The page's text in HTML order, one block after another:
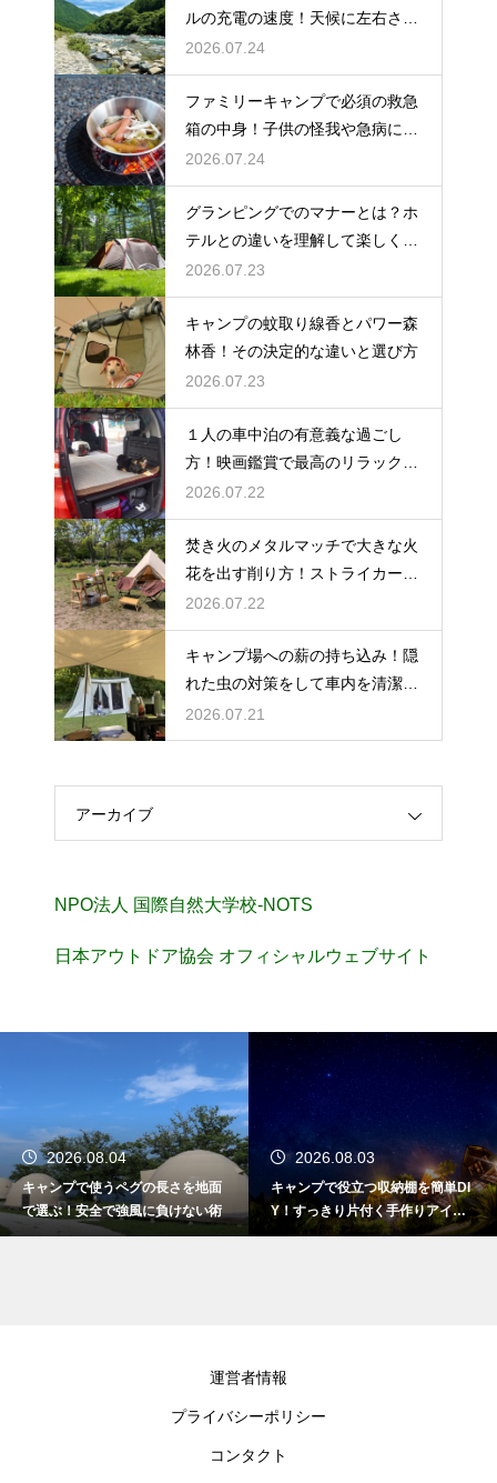
ルの充電の速度！天候に左右され
ない選び方
2026.07.24
ファミリーキャンプで必須の救急
箱の中身！子供の怪我や急病に備
えるセット
2026.07.24
グランピングでのマナーとは？ホ
テルとの違いを理解して楽しく過
ごす
2026.07.23
キャンプの蚊取り線香とパワー森
林香！その決定的な違いと選び方
2026.07.23
１人の車中泊の有意義な過ごし
方！映画鑑賞で最高のリラックス
タイム
2026.07.22
焚き火のメタルマッチで大きな火
花を出す削り方！ストライカーの
角度の秘密
2026.07.22
キャンプ場への薪の持ち込み！隠
れた虫の対策をして車内を清潔に
保つ
2026.07.21
アーカイブ
NPO法人 国際自然大学校-NOTS
日本アウトドア協会 オフィシャルウェブサイト
2026.08.04
キャンプで使うペグの長さを地面
で選ぶ！安全で強風に負けない術
2026.08.03
キャンプで役立つ収納棚を簡単DI
Y！すっきり片付く手作りアイデ
ア
運営者情報
プライバシーポリシー
コンタクト